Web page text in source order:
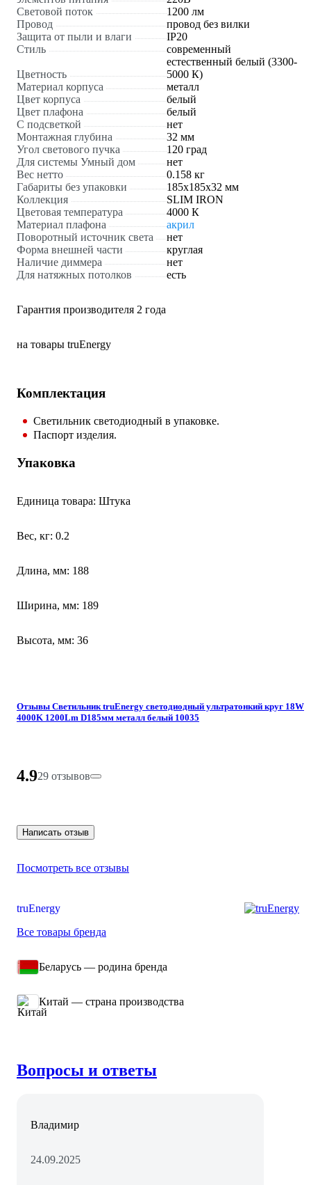
Световой поток
1200 лм
Провод
провод без вилки
Защита от пыли и влаги
IP20
Стиль
современный
Цветность
естественный белый (3300-
5000 К)
Материал корпуса
металл
Цвет корпуса
белый
Цвет плафона
белый
С подсветкой
нет
Монтажная глубина
32 мм
Угол светового пучка
120 град
Для системы Умный дом
нет
Вес нетто
0.158 кг
Габариты без упаковки
185x185x32 мм
Коллекция
SLIM IRON
Цветовая температура
4000 К
Материал плафона
акрил
Поворотный источник света
нет
Форма внешней части
круглая
Наличие диммера
нет
Для натяжных потолков
есть
Гарантия производителя 2 года
на товары truEnergy
Комплектация
Светильник светодиодный в упаковке.
Паспорт изделия.
Упаковка
Единица товара: Штука
Вес, кг: 0.2
Длина, мм: 188
Ширина, мм: 189
Высота, мм: 36
Отзывы Светильник truEnergy светодиодный ультратонкий круг 18W
4000K 1200Lm D185мм металл белый 10035
4.929 отзывов
Написать отзыв
Посмотреть все отзывы
truEnergy
Все товары бренда
Беларусь — родина бренда
Китай — страна производства
Вопросы и ответы
Владимир
24.09.2025